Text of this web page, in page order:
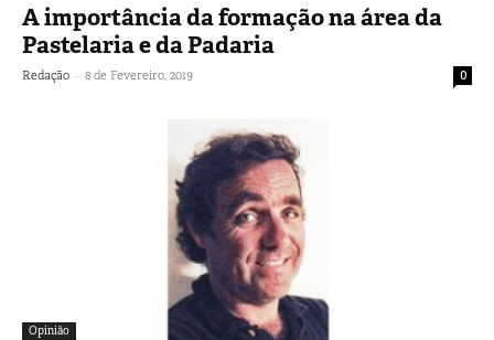
A importância da formação na área da
Pastelaria e da Padaria
Redação - 8 de Fevereiro, 2019 0
Opinião